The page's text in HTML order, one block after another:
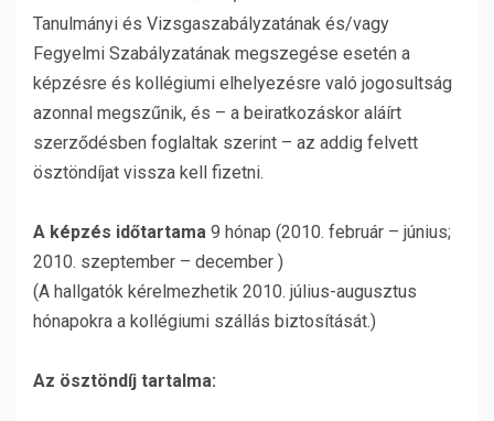
Tanulmányi és Vizsgaszabályzatának és/vagy
Fegyelmi Szabályzatának megszegése esetén a
képzésre és kollégiumi elhelyezésre való jogosultság
azonnal megszűnik, és – a beiratkozáskor aláírt
szerződésben foglaltak szerint – az addig felvett
ösztöndíjat vissza kell fizetni.
A képzés időtartama 9 hónap (2010. február – június;
2010. szeptember – december )
(A hallgatók kérelmezhetik 2010. július-augusztus
hónapokra a kollégiumi szállás biztosítását.)
Az ösztöndíj tartalma: